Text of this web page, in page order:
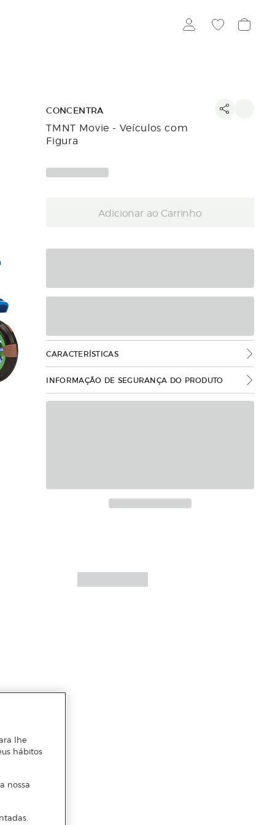
CONCENTRA
TMNT Movie - Veículos com
Figura
Adicionar ao Carrinho
CARACTERÍSTICAS
INFORMAÇÃO DE SEGURANÇA DO PRODUTO
lhe
hábitos
nossa